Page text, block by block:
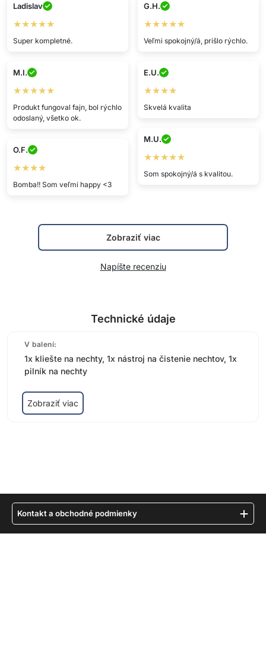
Ladislav
★★★★★
Super kompletné.
G.H.
★★★★★
Veľmi spokojný/á, prišlo rýchlo.
M.I.
★★★★★
Produkt fungoval fajn, bol rýchlo
odoslaný, všetko ok.
E.U.
★★★★
Skvelá kvalita
M.U.
★★★★★
Som spokojný/á s kvalitou.
O.F.
★★★★
Bomba!! Som veľmi happy <3
Zobraziť viac
Napíšte recenziu
Technické údaje
V balení:
1x kliešte na nechty, 1x nástroj na čistenie nechtov, 1x
pilník na nechty
Zobraziť viac
Kontakt a obchodné podmienky